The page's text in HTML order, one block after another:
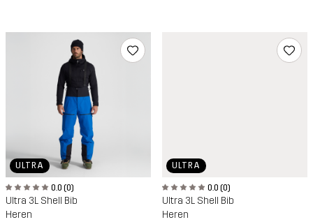
ULTRA
0.0 (0)
Ultra 3L Shell Bib
Heren
ULTRA
0.0 (0)
Ultra 3L Shell Bib
Heren